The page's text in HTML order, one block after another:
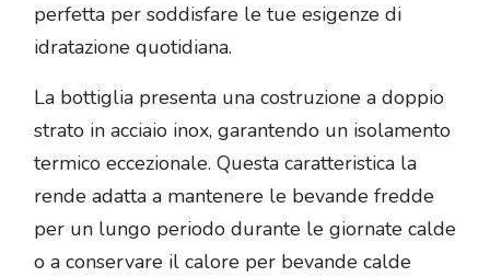
perfetta per soddisfare le tue esigenze di
idratazione quotidiana.
La bottiglia presenta una costruzione a doppio
strato in acciaio inox, garantendo un isolamento
termico eccezionale. Questa caratteristica la
rende adatta a mantenere le bevande fredde
per un lungo periodo durante le giornate calde
o a conservare il calore per bevande calde